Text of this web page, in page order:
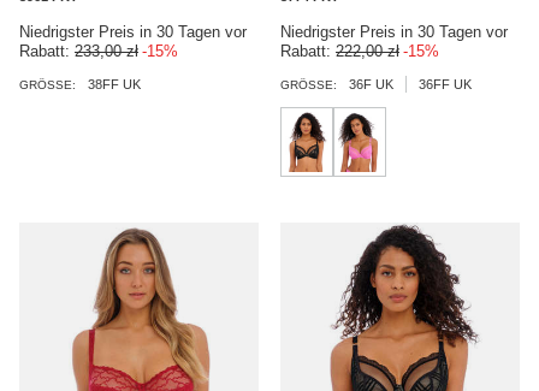
Niedrigster Preis in 30 Tagen vor
Rabatt: 233,00 zł -15%
GRÖSSE: 38FF UK
Niedrigster Preis in 30 Tagen vor
Rabatt: 222,00 zł -15%
GRÖSSE: 36F UK 36FF UK